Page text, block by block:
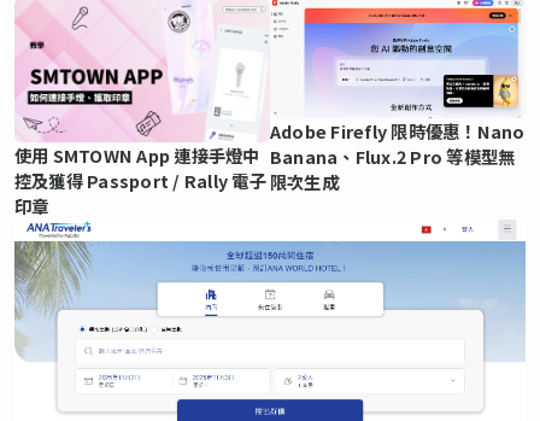
使用 SMTOWN App 連接手燈中
控及獲得 Passport / Rally 電子
印章
Adobe Firefly 限時優惠！Nano
Banana、Flux.2 Pro 等模型無
限次生成